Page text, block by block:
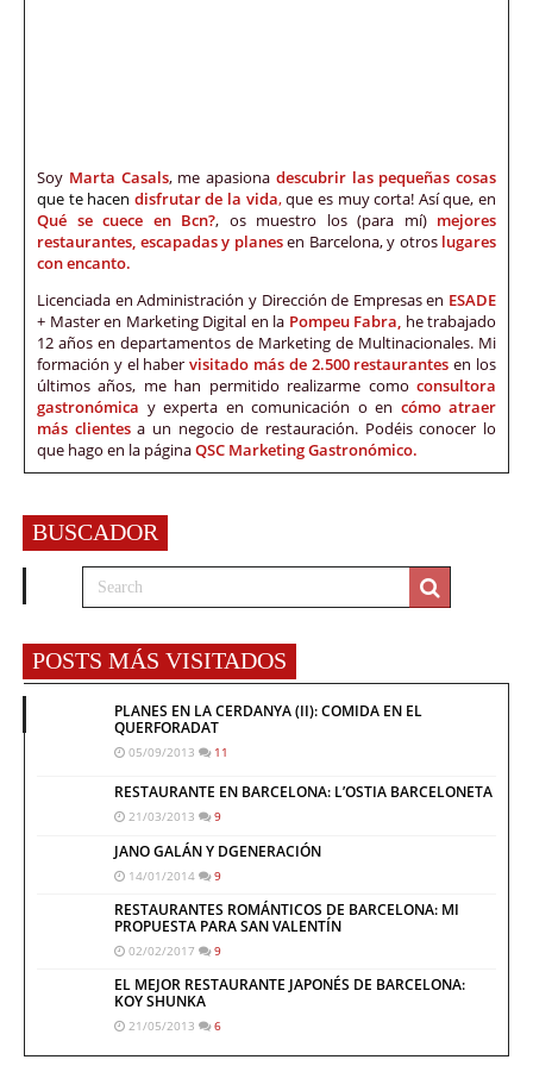
Soy Marta Casals, me apasiona descubrir las pequeñas cosas
que te hacen disfrutar de la vida,que es muy corta! Así que, en
Qué se cuece en Bcn?, os muestro los (para mí) mejores
restaurantes, escapadas y planesen Barcelona, y otros lugares
con encanto.
Licenciada en Administración y Dirección de Empresas en ESADE
+ Master en Marketing Digital en la Pompeu Fabra, he trabajado
12 años en departamentos de Marketing de Multinacionales. Mi
formación y el habervisitado más de 2.500 restaurantes en los
últimos años, me han permitido realizarme como consultora
gastronómica y experta en comunicación o en cómo atraer
más clientes a un negocio de restauración. Podéis conocer lo
que hago en la páginaQSC Marketing Gastronómico.
BUSCADOR
POSTS MÁS VISITADOS
PLANES EN LA CERDANYA (II): COMIDA EN EL
QUERFORADAT
05/09/2013 11
RESTAURANTE EN BARCELONA: L’OSTIA BARCELONETA
21/03/2013 9
JANO GALÁN Y DGENERACIÓN
14/01/2014 9
RESTAURANTES ROMÁNTICOS DE BARCELONA: MI
PROPUESTA PARA SAN VALENTÍN
02/02/2017 9
EL MEJOR RESTAURANTE JAPONÉS DE BARCELONA:
KOY SHUNKA
21/05/2013 6